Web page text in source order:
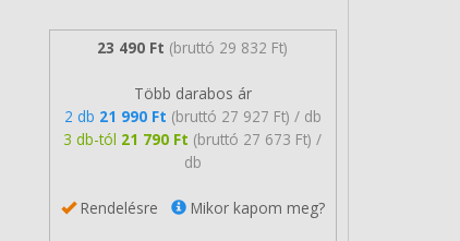
23 490 Ft (bruttó 29 832 Ft)
Több darabos ár
2 db 21 990 Ft (bruttó 27 927 Ft) / db
3 db-tól 21 790 Ft (bruttó 27 673 Ft) /
db
Rendelésre Mikor kapom meg?